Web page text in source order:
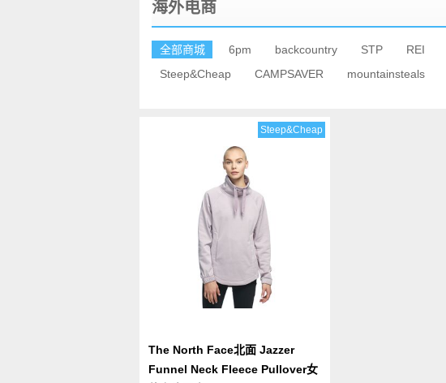
海外电商
全部商城 6pm backcountry STP REI
Steep&Cheap
CAMPSAVER mountainsteals
Steep&Cheap
The North Face北面 Jazzer
Funnel Neck Fleece Pullover女